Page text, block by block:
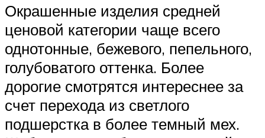
Окрашенные изделия средней
ценовой категории чаще всего
однотонные, бежевого, пепельного,
голубоватого оттенка. Более
дорогие смотрятся интереснее за
счет перехода из светлого
подшерстка в более темный мех.